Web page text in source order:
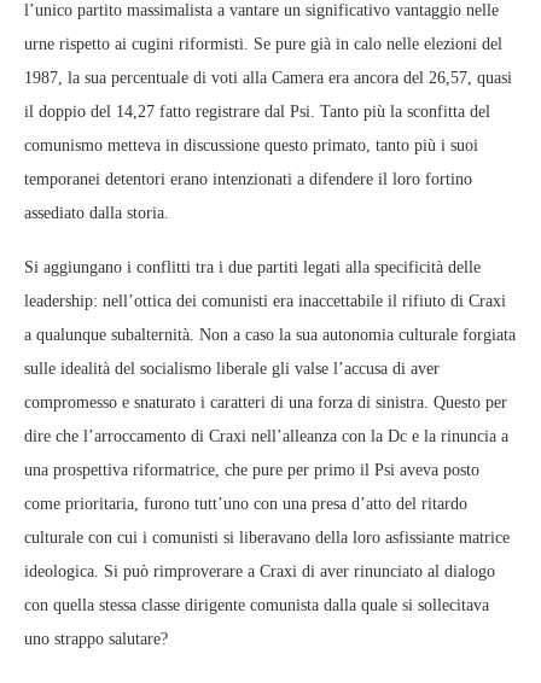
l’unico partito massimalista a vantare un significativo vantaggio nelle
urne rispetto ai cugini riformisti. Se pure già in calo nelle elezioni del
1987, la sua percentuale di voti alla Camera era ancora del 26,57, quasi
il doppio del 14,27 fatto registrare dal Psi. Tanto più la sconfitta del
comunismo metteva in discussione questo primato, tanto più i suoi
temporanei detentori erano intenzionati a difendere il loro fortino
assediato dalla storia.
Si aggiungano i conflitti tra i due partiti legati alla specificità delle
leadership: nell’ottica dei comunisti era inaccettabile il rifiuto di Craxi
a qualunque subalternità. Non a caso la sua autonomia culturale forgiata
sulle idealità del socialismo liberale gli valse l’accusa di aver
compromesso e snaturato i caratteri di una forza di sinistra. Questo per
dire che l’arroccamento di Craxi nell’alleanza con la Dc e la rinuncia a
una prospettiva riformatrice, che pure per primo il Psi aveva posto
come prioritaria, furono tutt’uno con una presa d’atto del ritardo
culturale con cui i comunisti si liberavano della loro asfissiante matrice
ideologica. Si può rimproverare a Craxi di aver rinunciato al dialogo
con quella stessa classe dirigente comunista dalla quale si sollecitava
uno strappo salutare?